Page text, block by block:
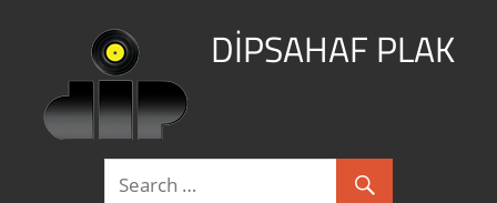
DİPSAHAF PLAK
DİPSAHAF